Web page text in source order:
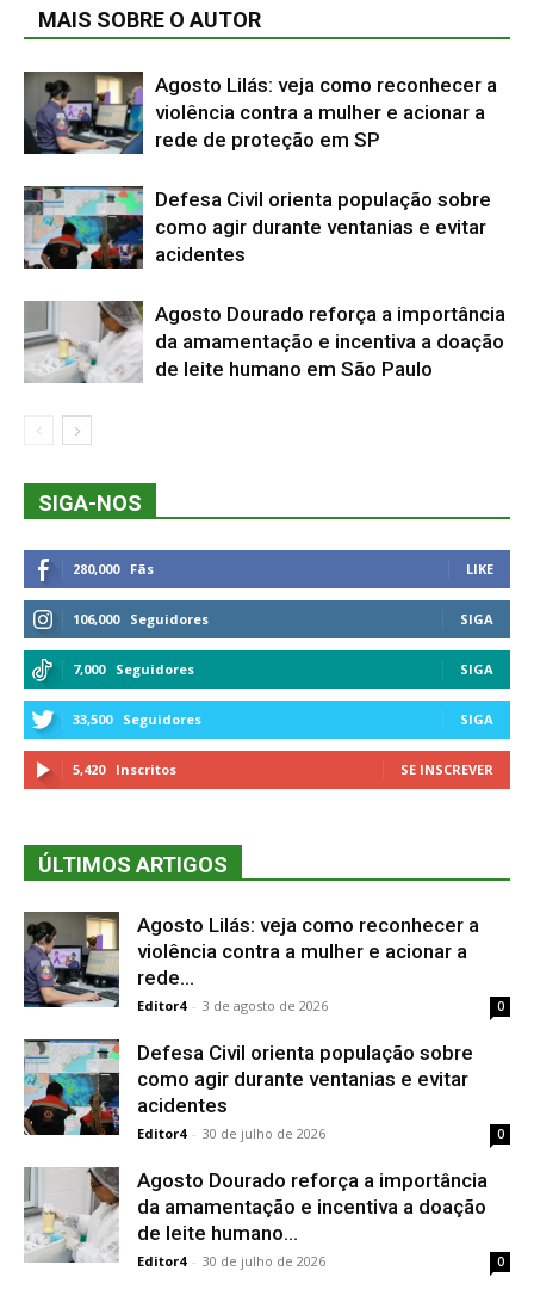
MAIS SOBRE O AUTOR
Agosto Lilás: veja como reconhecer a
violência contra a mulher e acionar a
rede de proteção em SP
Defesa Civil orienta população sobre
como agir durante ventanias e evitar
acidentes
Agosto Dourado reforça a importância
da amamentação e incentiva a doação
de leite humano em São Paulo
SIGA-NOS
280,000 Fãs LIKE
106,000 Seguidores SIGA
7,000 Seguidores SIGA
33,500 Seguidores SIGA
5,420 Inscritos SE INSCREVER
ÚLTIMOS ARTIGOS
Agosto Lilás: veja como reconhecer a
violência contra a mulher e acionar a
rede...
Editor4 - 3 de agosto de 2026 0
Defesa Civil orienta população sobre
como agir durante ventanias e evitar
acidentes
Editor4 - 30 de julho de 2026 0
Agosto Dourado reforça a importância
da amamentação e incentiva a doação
de leite humano...
Editor4 - 30 de julho de 2026 0